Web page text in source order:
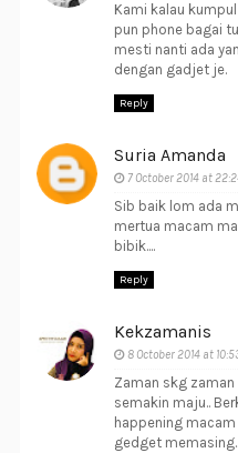
Kami kalau
pun phone bagai
mesti nanti ada
dengan gadjet je.
Reply
Suria Amanda
7 October 2014 at
Sib baik lom ada
mertua macam
bibik....
Reply
Kekzamanis
8 October 2014 at
Zaman skg
semakin maju..
happening
gedget